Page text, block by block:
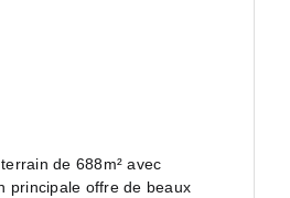
de 688m² avec
principale offre de beaux